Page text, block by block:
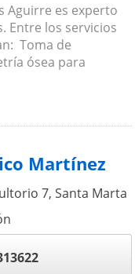
Aguirre es experto
Entre los servicios
Toma de
ósea para
Martínez
7,Santa Marta